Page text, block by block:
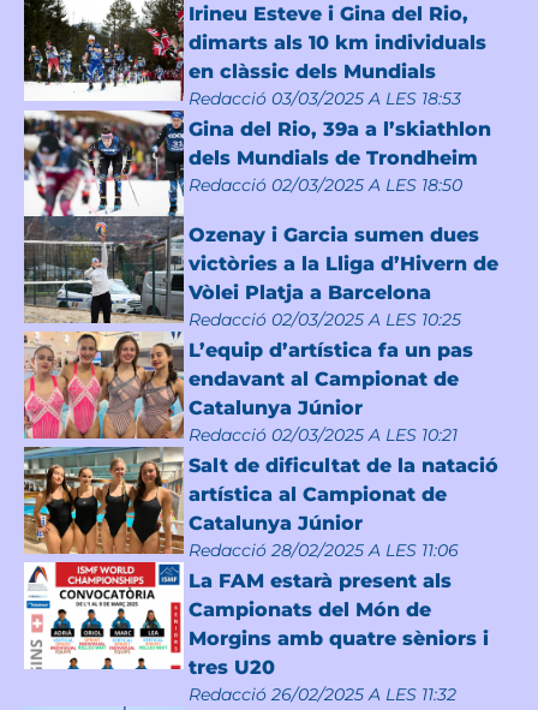
Irineu Esteve i Gina del Rio,
dimarts als 10 km individuals
en clàssic dels Mundials
Redacció 03/03/2025 A LES 18:53
Gina del Rio, 39a a l’skiathlon
dels Mundials de Trondheim
Redacció 02/03/2025 A LES 18:50
Ozenay i Garcia sumen dues
victòries a la Lliga d’Hivern de
Vòlei Platja a Barcelona
Redacció 02/03/2025 A LES 10:25
L’equip d’artística fa un pas
endavant al Campionat de
Catalunya Júnior
Redacció 02/03/2025 A LES 10:21
Salt de dificultat de la natació
artística al Campionat de
Catalunya Júnior
Redacció 28/02/2025 A LES 11:06
La FAM estarà present als
Campionats del Món de
Morgins amb quatre sèniors i
tres U20
Redacció 26/02/2025 A LES 11:32